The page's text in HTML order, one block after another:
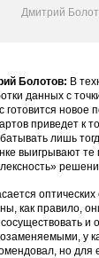
Дмитрий
Болотов: В
данных с
готовится новое
приведет к
лишь
выигрывают те
как правило,
и
у
но для